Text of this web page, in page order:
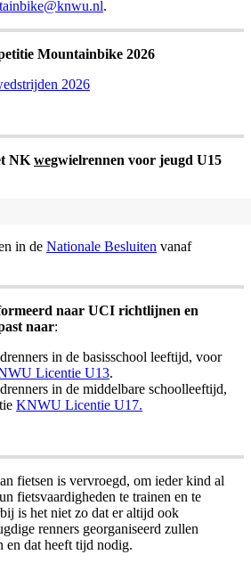
.
Mountainbike 2026
2026
NK wegwielrennen voor jeugd U15
in de Nationale Besluiten vanaf
naar UCI richtlijnen en
naar:
in de basisschool leeftijd, voor
Licentie U13.
in de middelbare schoolleeftijd,
KNWU Licentie U17.
fietsen is vervroegd, om ieder kind al
fietsvaardigheden te trainen en te
is het niet zo dat er altijd ook
renners georganiseerd zullen
en dat heeft tijd nodig.